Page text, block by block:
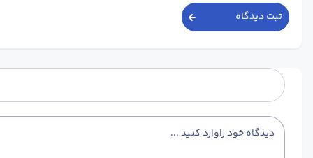
ثبت دیدگاه